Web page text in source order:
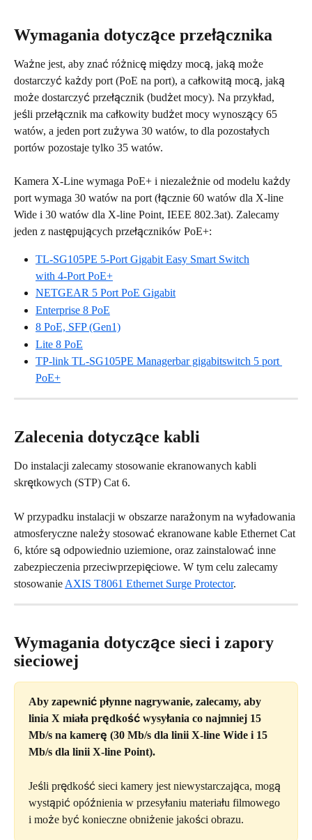
Wymagania dotyczące przełącznika
Ważne jest, aby znać różnicę między mocą, jaką może
dostarczyć każdy port (PoE na port), a całkowitą mocą, jaką
może dostarczyć przełącznik (budżet mocy). Na przykład,
jeśli przełącznik ma całkowity budżet mocy wynoszący 65
watów, a jeden port zużywa 30 watów, to dla pozostałych
portów pozostaje tylko 35 watów.
Kamera X-Line wymaga PoE+ i niezależnie od modelu każdy
port wymaga 30 watów na port (łącznie 60 watów dla X-line
Wide i 30 watów dla X-line Point, IEEE 802.3at). Zalecamy
jeden z następujących przełączników PoE+:
TL-SG105PE 5-Port Gigabit Easy Smart Switch
with 4-Port PoE+
NETGEAR 5 Port PoE Gigabit
Enterprise 8 PoE
8 PoE, SFP (Gen1)
Lite 8 PoE
TP-link TL-SG105PE Managerbar gigabitswitch 5 port
PoE+
Zalecenia dotyczące kabli
Do instalacji zalecamy stosowanie ekranowanych kabli
skrętkowych (STP) Cat 6.
W przypadku instalacji w obszarze narażonym na wyładowania
atmosferyczne należy stosować ekranowane kable Ethernet Cat
6, które są odpowiednio uziemione, oraz zainstalować inne
zabezpieczenia przeciwprzepięciowe. W tym celu zalecamy
stosowanie AXIS T8061 Ethernet Surge Protector.
Wymagania dotyczące sieci i zapory
sieciowej
Aby zapewnić płynne nagrywanie, zalecamy, aby
linia X miała prędkość wysyłania co najmniej 15
Mb/s na kamerę (30 Mb/s dla linii X-line Wide i 15
Mb/s dla linii X-line Point).
Jeśli prędkość sieci kamery jest niewystarczająca, mogą
wystąpić opóźnienia w przesyłaniu materiału filmowego
i może być konieczne obniżenie jakości obrazu.